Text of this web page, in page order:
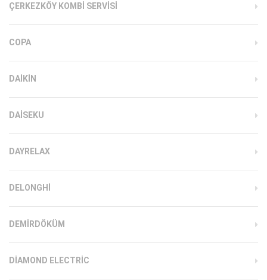
ÇERKEZKÖY KOMBI SERVISI
COPA
DAIKIN
DAISEKU
DAYRELAX
DELONGHI
DEMIRDÖKÜM
DIAMOND ELECTRIC